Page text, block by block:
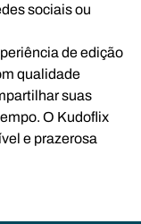
sociais ou
de edição
qualidade
suas
O Kudoflix
e prazerosa